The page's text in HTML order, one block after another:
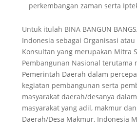
perkembangan zaman serta
Untuk itulah BINA BANGUN
Indonesia sebagai Organisasi atau
Konsultan yang merupakan Mitra
Pembangunan Nasional terutama
Pemerintah Daerah dalam
kegiatan pembangunan serta
masyarakat daerah/desanya
masyarakat yang adil, makmur
Daerah/Desa Makmur, Indonesia